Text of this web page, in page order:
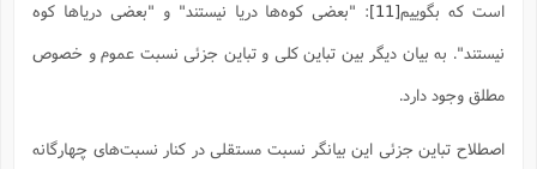
است که بگوییم[11]
: "بعضی کوه‌ها دریا نیستند" و "بعضی دریاها کوه
نیستند". به بیان دیگر بین تباین کلی و تباین جزئی نسبت عموم و خصوص
مطلق وجود دارد.
اصطلاح تباین جزئی این بیانگر نسبت مستقلی در کنار نسبت‌های چهارگانه